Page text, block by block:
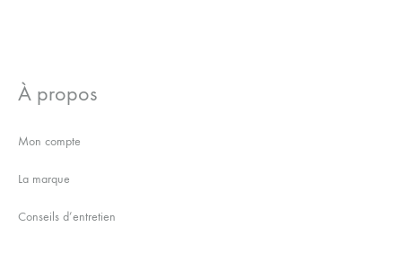
À propos
Mon compte
La marque
Conseils d’entretien